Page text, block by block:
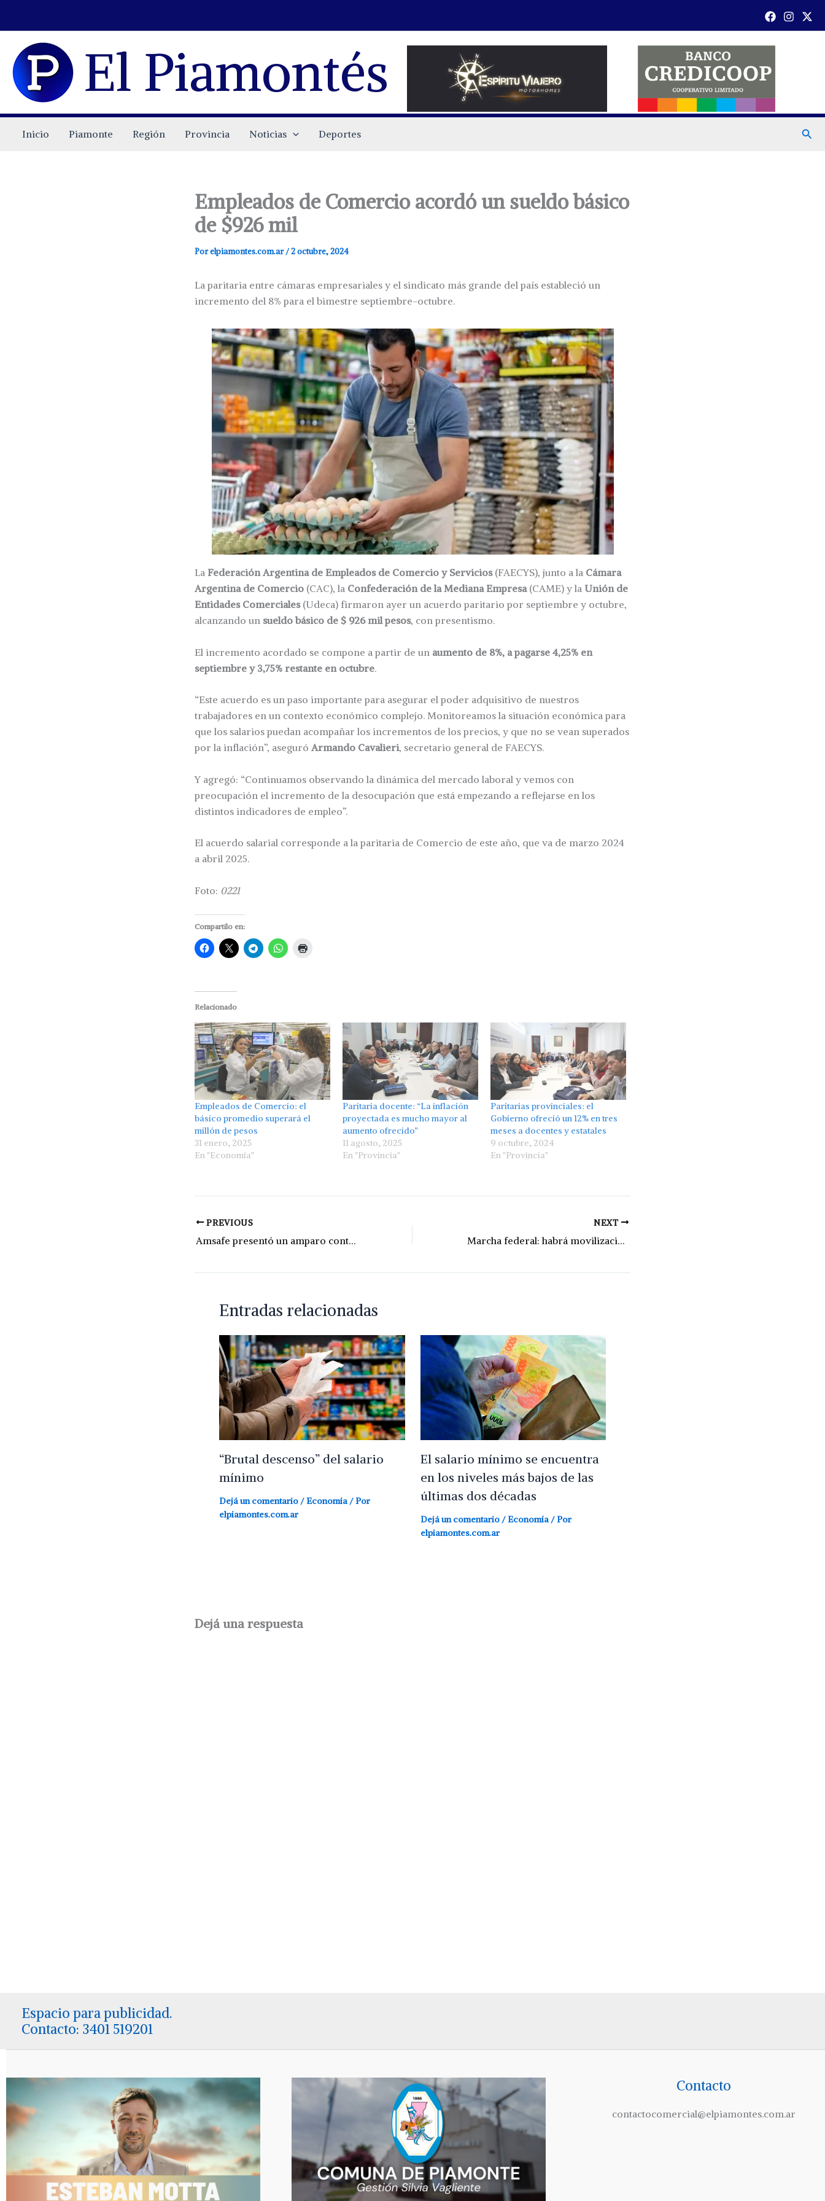
contenido
El Piamontés
Inicio Piamonte Región Provincia Noticias Deportes
Empleados de Comercio acordó un sueldo básico
de $926 mil
Porelpiamontes.com.ar/2 octubre, 2024
La paritaria entre cámaras empresariales y el sindicato más grande del país estableció un
incremento del 8% para el bimestre septiembre-octubre.
La Federación Argentina de Empleados de Comercio y Servicios (FAECYS), junto a la Cámara
Argentina de Comercio (CAC), la Confederación de la Mediana Empresa(CAME) y la Unión de
Entidades Comerciales (Udeca) firmaron ayer un acuerdo paritario por septiembre y octubre,
alcanzando un sueldo básico de $ 926 mil pesos, con presentismo.
El incremento acordado se compone a partir de un aumento de 8%, a pagarse 4,25% en
septiembre y 3,75% restante en octubre.
“Este acuerdo es un paso importante para asegurar el poder adquisitivo de nuestros
trabajadores en un contexto económico complejo. Monitoreamos la situación económica para
que los salarios puedan acompañar los incrementos de los precios, y que no se vean superados
por la inflación”, aseguró Armando Cavalieri, secretario general de FAECYS.
Y agregó: “Continuamos observando la dinámica del mercado laboral y vemos con
preocupación el incremento de la desocupación que está empezando a reflejarse en los
distintos indicadores de empleo”.
El acuerdo salarial corresponde a la paritaria de Comercio de este año, que va de marzo 2024
a abril 2025.
Foto: 0221
Compartilo en:
Relacionado
Empleados de Comercio: el
básico promedio superará el
millón de pesos
31 enero, 2025
En "Economía"
Paritaria docente: “La inflación
proyectada es mucho mayor al
aumento ofrecido”
11 agosto, 2025
En "Provincia"
Paritarias provinciales: el
Gobierno ofreció un 12% en tres
meses a docentes y estatales
9 octubre, 2024
En "Provincia"
PREVIOUS
Amsafe presentó un amparo contra la reforma previsional
NEXT
Marcha federal: habrá movilizaciones en defensa de la universidad pública en todo el país
Entradas relacionadas
“Brutal descenso” del salario
mínimo
Dejá un comentario / Economía / Por
elpiamontes.com.ar
El salario mínimo se encuentra
en los niveles más bajos de las
últimas dos décadas
Dejá un comentario / Economía/ Por
elpiamontes.com.ar
Dejá una respuesta
Espacio para publicidad.
Contacto: 3401 519201
Contacto
contactocomercial@elpiamontes.com.ar